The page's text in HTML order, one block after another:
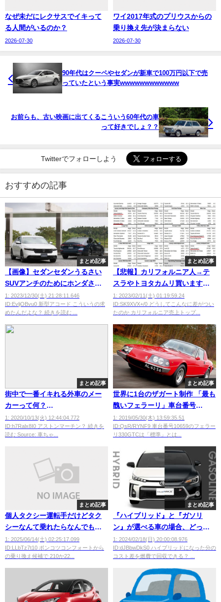
なぜ未だにレクサスでイキって
る人間がいるのか？
2026-07-30
ワイ2017年式のプリウスからの
乗り換え先が決まらない
2026-07-30
90年代はクーペやセダンが新車で100万円以下で売
っていたという事実wwwwwwwwwwww
お前らも、古い映画に出てくるこういう60年代の車
って好きでしょ？？
Twitterでフォローしよう
おすすめの記事
まとめ記事
【画像】セダンセダンうるさい
SUVアンチのためにホンダさん
が・・・・
1: 2023/12/30(土) 21:28:11.646
ID:EvljOBvu0 新型アコード こういうの求
めたんだよな？ 続きを読む ...
まとめ記事
【悲報】カリフォルニア人→テ
スラやトヨタカムリ買います。
日本人→NBOXやヤリス買います
1: 2023/02/11(土) 01:19:59.24
ID:SK9XVX+/0 どうしてこんなに差がつい
たのか カリフォルニア売上トップ...
まとめ記事
街中で一番イキれる外車のメー
カーって何？
wwwwwwwwwwww
1: 2020/10/13(火) 12:44:04.772
ID:h7Ralx8I0 アストンマーチン？ 続きを
読む Source: 車ちゃ...
まとめ記事
世界に1台のザガート制作 「最も
醜いフェラーリ」車台番号
10659、330GTCがオークション
に出品 落札予想5000万円超
1: 2019/05/30(木) 13:59:35.51
ID:QsR/RYNF9 車台番号10659のフェラー
リ330GTCは「標準」とは...
まとめ記事
個人タクシー運転手だけどタク
シーなんて乗れたらなんでもい
い？
1: 2025/06/14(土) 02:25:17.099
ID:LLbTz7t10 ポンコツコンフォートから
の乗り換え候補で 210か22...
まとめ記事
『ハイブリッド』と『ガソリ
ン』が選べる車の場合、どっち
を買ったほうがいいん
だ？？？？？？
1: 2024/02/18(日) 20:00:08.976
ID:dJBbwDkS0 ハイブリッドになった分の
コスト差を燃費で回収できる？ ...